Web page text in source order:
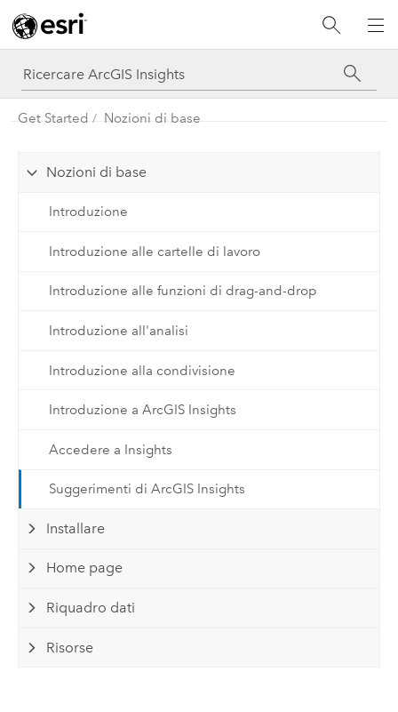
Get Started Nozioni di base
Nozioni di base
Introduzione
Introduzione alle cartelle di lavoro
Introduzione alle funzioni di drag-and-drop
Introduzione all'analisi
Introduzione alla condivisione
Introduzione a ArcGIS Insights
Accedere a Insights
Suggerimenti di ArcGIS Insights
Installare
Home page
Riquadro dati
Risorse